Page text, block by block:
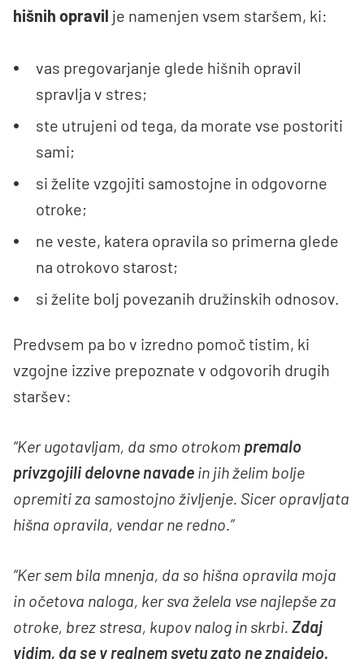
hišnih opravil je namenjen vsem staršem, ki:
vas pregovarjanje glede hišnih opravil
spravlja v stres;
ste utrujeni od tega, da morate vse postoriti
sami;
si želite vzgojiti samostojne in odgovorne
otroke;
ne veste, katera opravila so primerna glede
na otrokovo starost;
si želite bolj povezanih družinskih odnosov.
Predvsem pa bo v izredno pomoč tistim, ki
vzgojne izzive prepoznate v odgovorih drugih
staršev:
“Ker ugotavljam, da smo otrokom premalo
privzgojili delovne navade in jih želim bolje
opremiti za samostojno življenje. Sicer opravljata
hišna opravila, vendar ne redno.”
“Ker sem bila mnenja, da so hišna opravila moja
in očetova naloga, ker sva želela vse najlepše za
otroke, brez stresa, kupov nalog in skrbi. Zdaj
vidim, da se v realnem svetu zato ne znajdejo.